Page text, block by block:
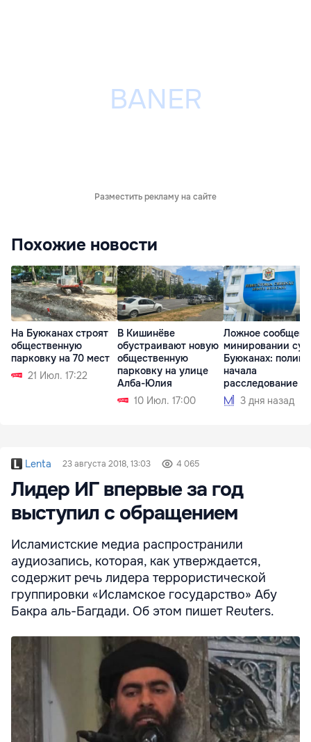
Разместить рекламу на сайте
Похожие новости
На Буюканах строят
общественную
парковку на 70 мест
21 Июл. 17:22
В Кишинёве
обустраивают новую
общественную
парковку на улице
Алба-Юлия
10 Июл. 17:00
Ложное
минировании
Буюканах:
начала
расследование
3 дня назад
Lenta 23 августа 2018, 13:03 4 065
Лидер ИГ впервые за год
выступил с обращением
Исламистские медиа распространили
аудиозапись, которая, как утверждается,
содержит речь лидера террористической
группировки «Исламское государство» Абу
Бакра аль-Багдади. Об этом пишет Reuters.